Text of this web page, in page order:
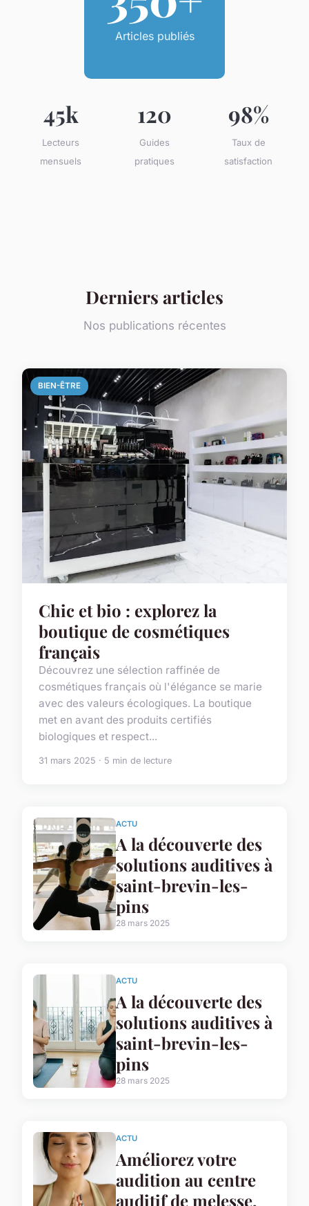
Articles publiés
45k
Lecteurs
mensuels
120
Guides
pratiques
98%
Taux de
satisfaction
Derniers articles
Nos publications récentes
BIEN-ÊTRE
Chic et bio : explorez la
boutique de cosmétiques
français
Découvrez une sélection raffinée de
cosmétiques français où l'élégance se marie
avec des valeurs écologiques. La boutique
met en avant des produits certifiés
biologiques et respect...
31 mars 2025 · 5 min de lecture
ACTU
A la découverte des
solutions auditives à
saint-brevin-les-
pins
28 mars 2025
ACTU
A la découverte des
solutions auditives à
saint-brevin-les-
pins
28 mars 2025
ACTU
Améliorez votre
audition au centre
auditif de melesse.